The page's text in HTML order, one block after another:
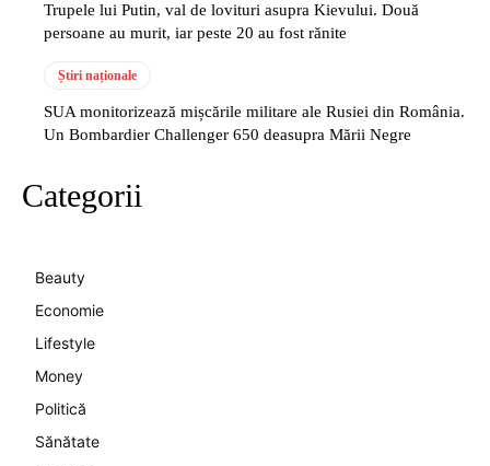
Trupele lui Putin, val de lovituri asupra Kievului. Două
persoane au murit, iar peste 20 au fost rănite
Știri naționale
SUA monitorizează mișcările militare ale Rusiei din România.
Un Bombardier Challenger 650 deasupra Mării Negre
Categorii
Beauty
Economie
Lifestyle
Money
Politică
Sănătate